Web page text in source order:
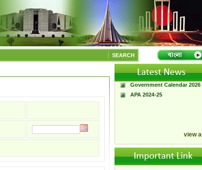
SEARCH
A Handbook of
Government Press
Citizen Charter of
Bangladesh Government
Press
APA 2024-25
view all